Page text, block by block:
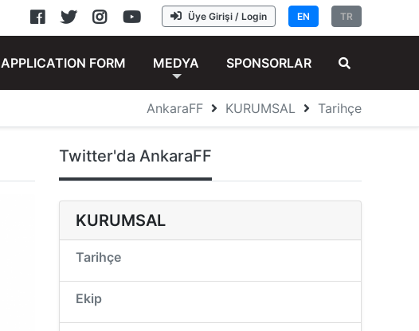
TR
EN
Üye Girişi / Login
APPLICATION FORM MEDYA SPONSORLAR
AnkaraFF KURUMSAL Tarihçe
Twitter'da AnkaraFF
KURUMSAL
Tarihçe
Ekip